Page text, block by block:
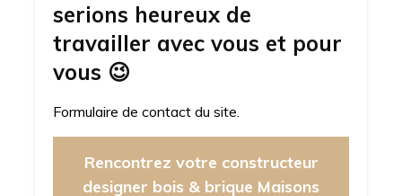
serions heureux de
travailler avec vous et pour
vous 😉
Formulaire de contact du site.
Rencontrez votre constructeur
designer bois & brique Maisons